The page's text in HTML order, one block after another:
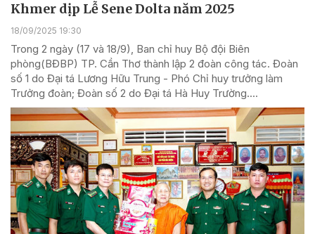
Khmer dịp Lễ Sene Dolta năm 2025
18/09/2025 19:30
Trong 2 ngày (17 và 18/9), Ban chỉ huy Bộ đội Biên
phòng(BĐBP) TP. Cần Thơ thành lập 2 đoàn công tác. Đoàn
số 1 do Đại tá Lương Hữu Trung - Phó Chỉ huy trưởng làm
Trưởng đoàn; Đoàn số 2 do Đại tá Hà Huy Trường....